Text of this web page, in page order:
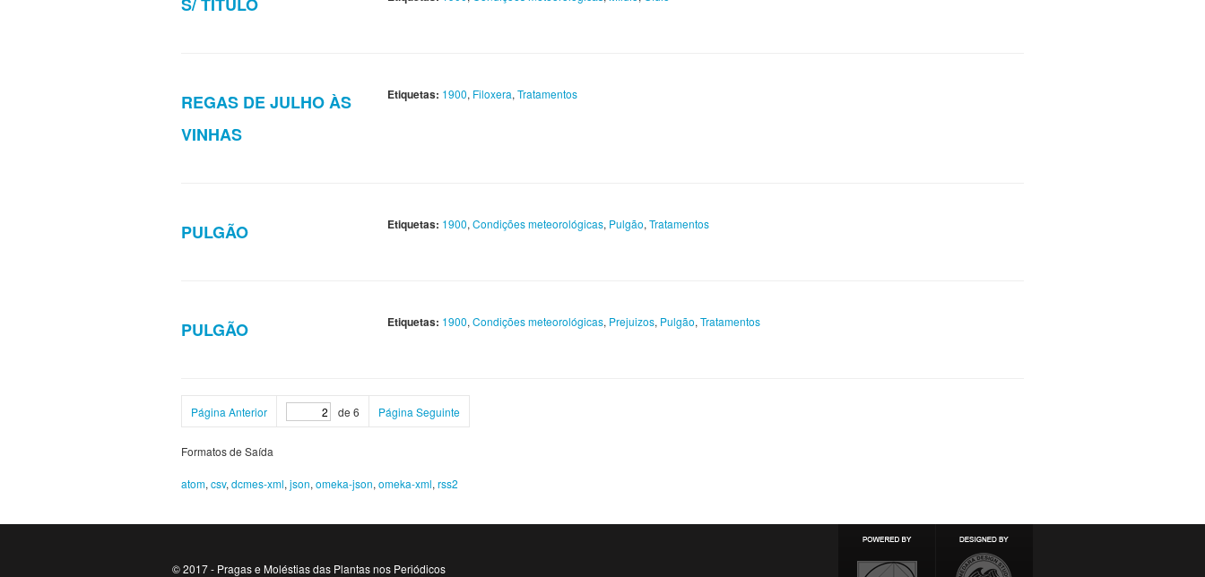
REGAS DE JULHO ÀS
VINHAS
Etiquetas: 1900, Filoxera, Tratamentos
PULGÃO Etiquetas: 1900, Condições meteorológicas, Pulgão, Tratamentos
PULGÃO Etiquetas: 1900, Condições meteorológicas, Prejuizos, Pulgão, Tratamentos
Página Anterior de 6 Página Seguinte
Formatos de Saída
atom, csv, dcmes-xml, json, omeka-json, omeka-xml, rss2
© 2017 - Pragas e Moléstias das Plantas nos Periódicos